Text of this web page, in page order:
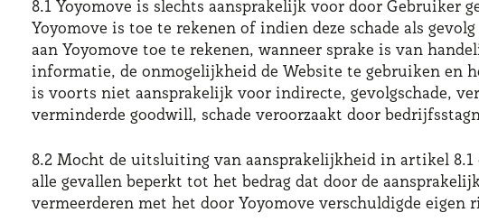
8.1 Yoyomove is slechts aansprakelijk voor door Gebruiker
Yoyomove is toe te rekenen of indien deze schade als
aan Yoyomove toe te rekenen, wanneer sprake is van
informatie, de onmogelijkheid de Website te gebruiken en
is voorts niet aansprakelijk voor indirecte, gevolgschade,
verminderde goodwill, schade veroorzaakt door
8.2 Mocht de uitsluiting van aansprakelijkheid in artikel
alle gevallen beperkt tot het bedrag dat door de
vermeerderen met het door Yoyomove verschuldigde eigen